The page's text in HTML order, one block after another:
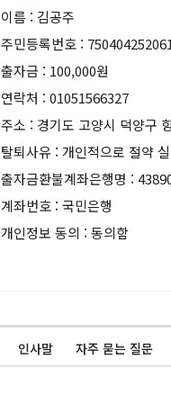
이름 : 김공주
주민등록번호 :
출자금 : 100,000원
연락처 : 01051566327
주소 : 경기도 고양시 덕양구
탈퇴사유 : 개인적으로 절약
출자금환불계좌은행명 :
계좌번호 : 국민은행
개인정보 동의 : 동의함
인사말 자주 묻는 질문